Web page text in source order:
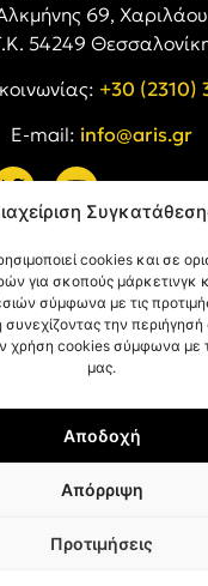
cookies και σε
για σκοπούς μάρκετινγκ
σύμφωνα με τις
την
χρήση cookies σύμφωνα με
μας.
Αποδοχή
Απόρριψη
Προτιμήσεις
69, Χαριλάου
54249
+30 (2310)
E-mail: info@aris.gr
Όροι Χρήσης
Πολιτική Cookies
reserved.